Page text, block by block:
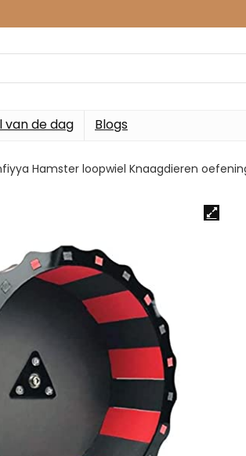
van de dag Blogs
Hamster loopwiel Knaagdieren